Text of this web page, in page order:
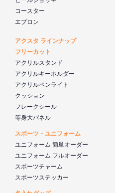
コースター
エプロン
アクスタ ラインナップ
フリーカット
アクリルスタンド
アクリルキーホルダー
アクリルペンライト
クッション
フレークシール
等身大パネル
スポーツ・ユニフォーム
ユニフォーム 簡単オーダー
ユニフォーム フルオーダー
スポーツチャーム
スポーツステッカー